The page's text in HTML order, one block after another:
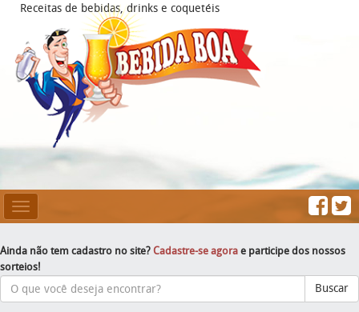
Receitas de bebidas, drinks e coquetéis
Mesclar
Navegação
Ainda não tem cadastro no site? Cadastre-se agora e participe dos nossos
sorteios!
Buscar